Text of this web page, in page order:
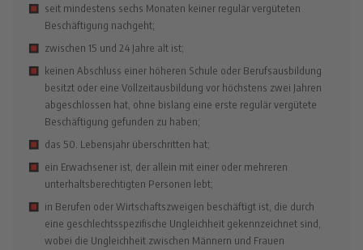
seit mindestens sechs Monaten keiner regulär vergüteten
Beschäftigung nachgeht;
zwischen 15 und 24 Jahre alt ist;
keinen Abschluss einer höheren Schule oder Berufsausbildung
besitzt oder eine Vollzeitausbildung vor höchstens zwei Jahren
abgeschlossen hat, ohne bislang eine erste regulär vergütete
Beschäftigung gefunden zu haben;
das 50. Lebensjahr überschritten hat;
ein Erwachsener ist, der allein mit einer oder mehreren
unterhaltsberechtigten Personen lebt;
in Berufen oder Wirtschaftszweigen beschäftigt ist, die durch
eine geschlechtsspezifische Ungleichheit gekennzeichnet sind,
wobei die Ungleichheit zwischen Männern und Frauen